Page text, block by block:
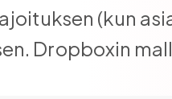
(kun
Dropboxin